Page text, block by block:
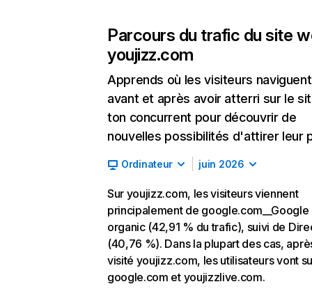
Parcours du trafic du site
youjizz.com
Apprends où les visiteurs naviguent
avant et après avoir atterri sur le
ton concurrent pour découvrir de
nouvelles possibilités d'attirer leur
Ordinateur juin 2026
Sur youjizz.com, les visiteurs viennent
principalement de google.com__Google
organic (42,91 % du trafic), suivi de
(40,76 %). Dans la plupart des cas,
visité youjizz.com, les utilisateurs vont
google.com et youjizzlive.com.